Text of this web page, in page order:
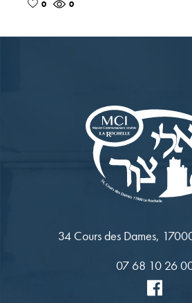
0
0
34 Cours des Dames,
07 68 10 26